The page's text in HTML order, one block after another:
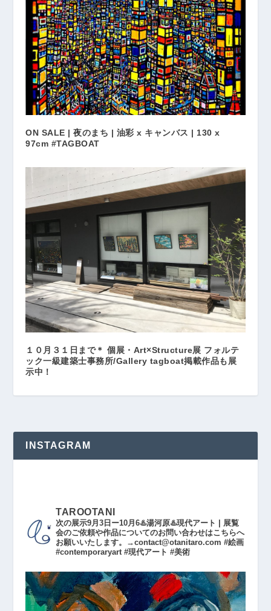
ON SALE | 夜のまち | 油彩 x キャンバス | 130 x
97cm #TAGBOAT
１０月３１日まで＊ 個展・Art×Structure展 フォルテ
ック一級建築士事務所/Gallery tagboat掲載作品も展
示中！
INSTAGRAM
TAROOTANI
次の展示9月3日ー10月6♨️湯河原♨️現代アート | 展覧
会のご依頼や作品についてのお問い合わせはこちらへ
お願いいたします。→contact@otanitaro.com #絵画
#contemporaryart #現代アート #美術